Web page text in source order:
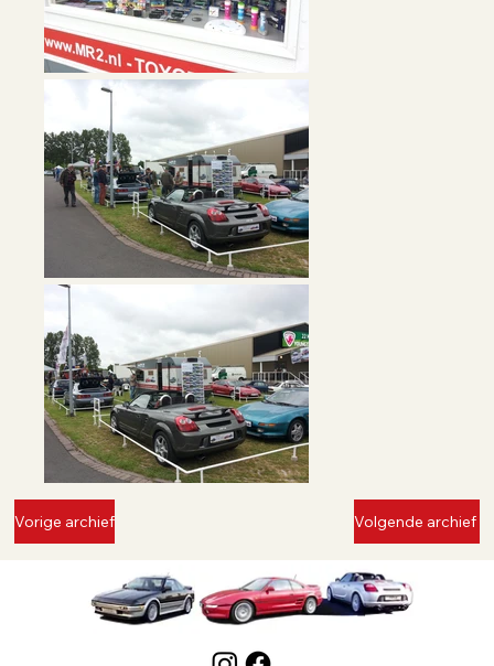
Vorige archief Volgende archief